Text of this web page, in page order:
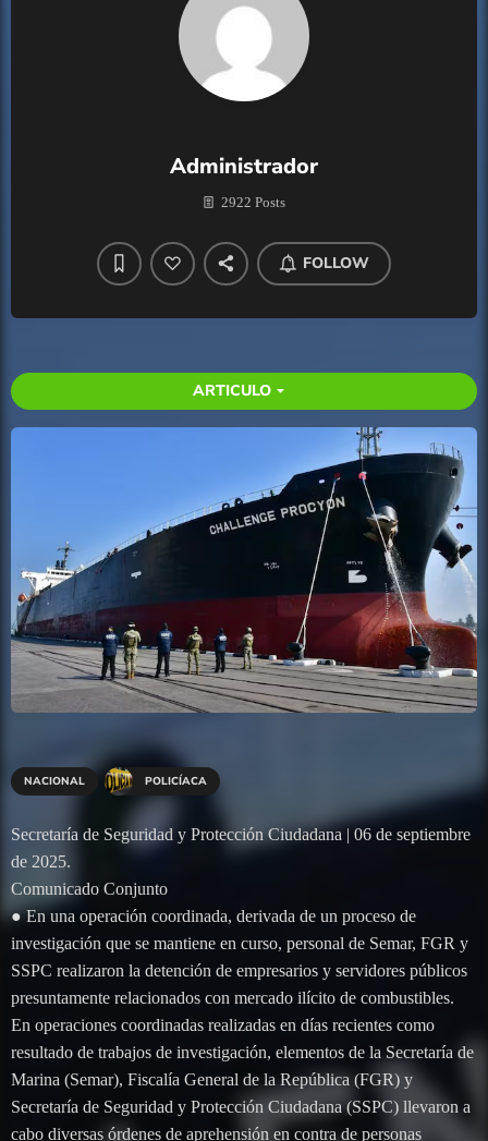
Administrador
2922 Posts
FOLLOW
ARTICULO arrow_drop_down
NACIONAL POLICÍACA
Secretaría de Seguridad y Protección Ciudadana | 06 de septiembre
de 2025.
Comunicado Conjunto
● En una operación coordinada, derivada de un proceso de
investigación que se mantiene en curso, personal de Semar, FGR y
SSPC realizaron la detención de empresarios y servidores públicos
presuntamente relacionados con mercado ilícito de combustibles.
En operaciones coordinadas realizadas en días recientes como
resultado de trabajos de investigación, elementos de la Secretaría de
Marina (Semar), Fiscalía General de la República (FGR) y
Secretaría de Seguridad y Protección Ciudadana (SSPC) llevaron a
cabo diversas órdenes de aprehensión en contra de personas